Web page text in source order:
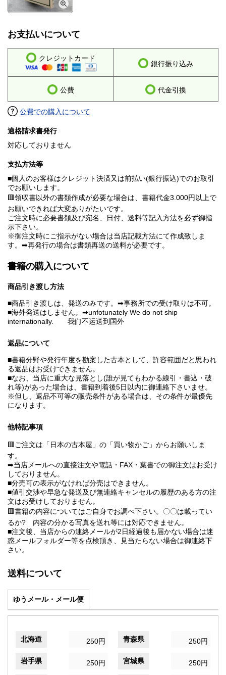
お支払いについて
クレジットカード
銀行振り込み
公費 代金引換
公費での購入について
適格請求書発行
対応しておりません
支払方法等
■個人のお客様はクレジット決済又は前払い(銀行振込)でのお取引
でお願いします。
🟥領収書以外の書類作成が必要な場合は、書籍代金3.000円以上で
お願いできれば大変ありがたいです。
ご注文時に必要書類及び宛名、日付、送料等記入方法を必ず御指
示下さい。
※御注文時にご指示がない場合は当店記載方法にて作成致しま
す。➡再発行の場合は書類再送の送料が必要です。
書籍の購入について
商品引き渡し方法
■商品引き渡しは、発送のみです。➡事務所での受け取りは不可。
■海外発送はしません。➡unfotunately We do not ship
internationally. 我们不运送到国外
返品について
■書籍分野や発行年度を勘案した古本として、許容範囲だと思われ
る返品はお受けできません。
■なお、当店に重大な見落とし(誰が見てもわかる線引・書込・破
れ等)があった場合は、書籍到着後5日以内に御連絡下さいませ。
※但し、返品不可等の販売条件がある場合は、その条件が最優先
になります。
他特記事項
🟥ご注文は「日本の古本屋」の「買い物かご」からお願いしま
す。
➡当店メールへの直接注文や電話・FAX・葉書での御注文はお受け
しておりません。
■分売可の表示がなければ分売はできません。
■値引交渉や早急な発送及び無連絡キャンセルの履歴のある方の注
文はお受けしておりません。
🟥書籍の内容についてはご自身でお調べ下さい。〇〇は載ってい
るか? 内容の分かる写真を送れ等には対応できません。
■注文後、当店からの連絡メールが2日経過後も届かない場合は迷
惑メールフォルダー等を点検頂き、見当たらない場合は御連絡下
さい。
送料について
ゆうメール・メール便
北海道 250円 青森県 250円
岩手県 250円 宮城県 250円